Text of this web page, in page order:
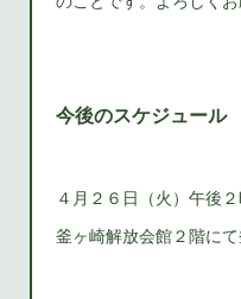
今後のスケジュール
４月２６日（火）午後
釜ヶ崎解放会館２階に